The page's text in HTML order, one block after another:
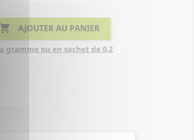
 AJOUTER AU PANIER
gramme ou en sachet de 0,2